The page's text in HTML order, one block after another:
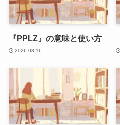
『PPLZ』の意味と使い方
2026-03-16